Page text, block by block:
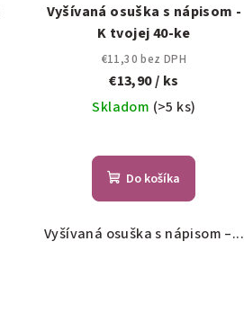
Vyšívaná osuška s nápisom -
K tvojej 40-ke
€11,30 bez DPH
€13,90/ ks
Skladom (>5 ks)
Do košíka
Vyšívaná osuška s nápisom –...